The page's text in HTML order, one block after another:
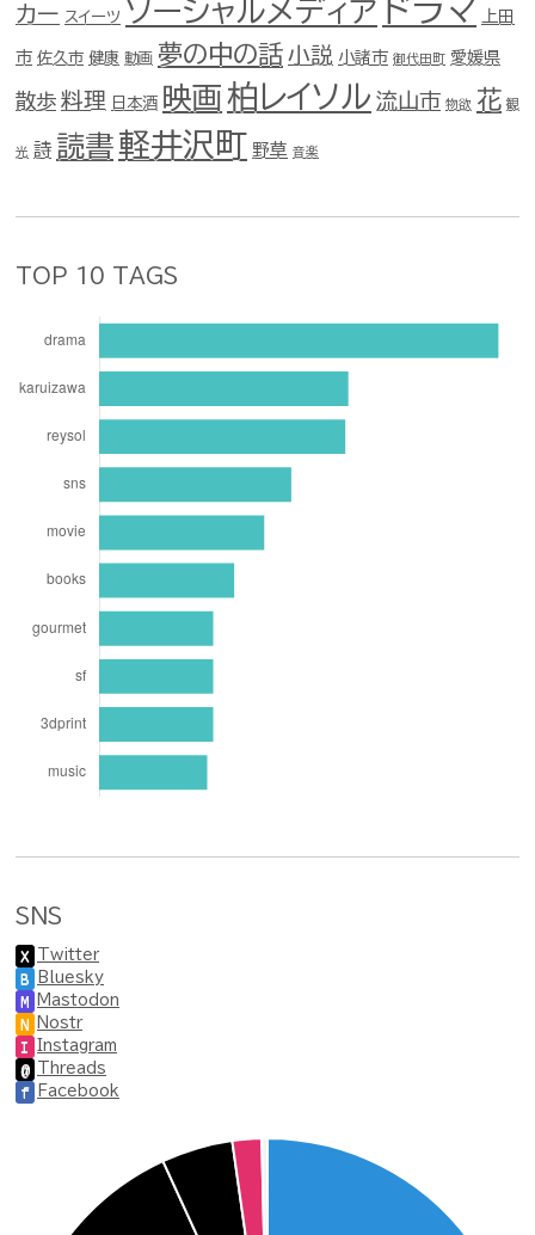
カー スイーツ ソーシャルメディア ドラマ 上田
市 佐久市 健康 動画 夢の中の話 小説 小諸市 御代田町 愛媛県
散歩 料理 日本酒 映画 柏レイソル 流山市 物欲 花 観
光 詩 読書軽井沢町 野草 音楽
TOP 10 TAGS
SNS
X Twitter
B Bluesky
M Mastodon
N Nostr
I Instagram
@ Threads
f Facebook